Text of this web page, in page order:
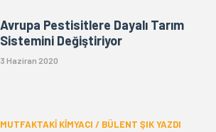
Avrupa Pestisitlere Dayalı Tarım
Sistemini Değiştiriyor
3 Haziran 2020
MUTFAKTAKİ KİMYACI / BÜLENT ŞIK YAZDI